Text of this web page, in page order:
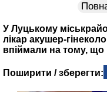
У Луцькому
лікар акушер-
впіймали на тому, що
Поширити / зберегти: